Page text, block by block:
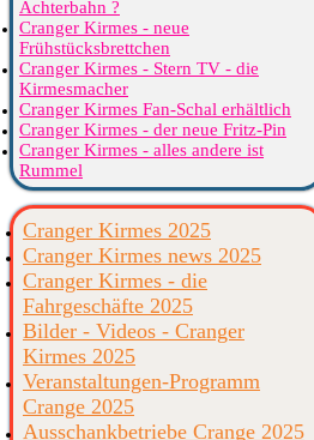
Achterbahn ?
Cranger Kirmes - neue
Frühstücksbrettchen
Cranger Kirmes - Stern TV - die
Kirmesmacher
Cranger Kirmes Fan-Schal erhältlich
Cranger Kirmes - der neue Fritz-Pin
Cranger Kirmes - alles andere ist
Rummel
Cranger Kirmes 2025
Cranger Kirmes news 2025
Cranger Kirmes - die
Fahrgeschäfte 2025
Bilder - Videos - Cranger
Kirmes 2025
Veranstaltungen-Programm
Crange 2025
Ausschankbetriebe Crange 2025